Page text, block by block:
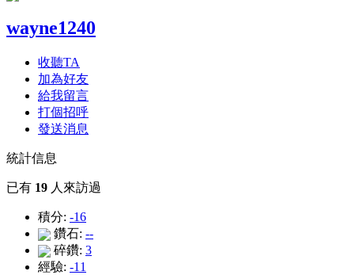
wayne1240
收聽TA
加為好友
給我留言
打個招呼
發送消息
統計信息
已有 19 人來訪過
積分: -16
鑽石: --
碎鑽: 3
經驗: -11